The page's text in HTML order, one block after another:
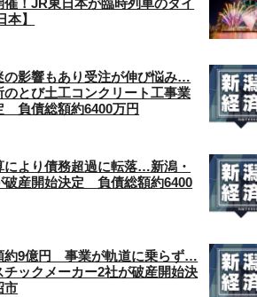
！JR東日本が臨時列車のダイ
】
の影響もあり受注が伸び悩み…
のとび土工コンクリート工事業
負債総額約6400万円
により債務超過に転落…新潟・
破産開始決定 負債総額約6400
約9億円 事業が軌道に乗らず…
ックメーカー2社が破産開始決
市